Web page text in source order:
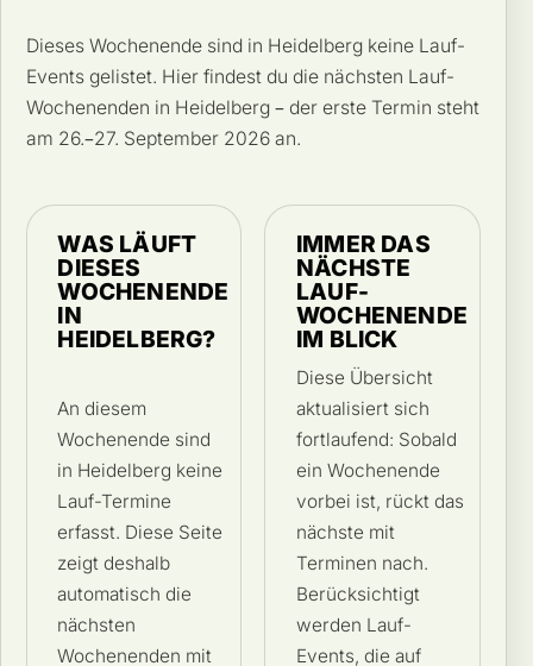
Dieses Wochenende sind in Heidelberg keine Lauf-
Events gelistet. Hier findest du die nächsten Lauf-
Wochenenden in Heidelberg – der erste Termin steht
am 26.–27. September 2026 an.
WAS LÄUFT
DIESES
WOCHENENDE
IN
HEIDELBERG?
An diesem
Wochenende sind
in Heidelberg keine
Lauf-Termine
erfasst. Diese Seite
zeigt deshalb
automatisch die
nächsten
Wochenenden mit
IMMER DAS
NÄCHSTE
LAUF-
WOCHENENDE
IM BLICK
Diese Übersicht
aktualisiert sich
fortlaufend: Sobald
ein Wochenende
vorbei ist, rückt das
nächste mit
Terminen nach.
Berücksichtigt
werden Lauf-
Events, die auf